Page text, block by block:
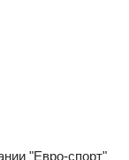
"Евро-спорт"